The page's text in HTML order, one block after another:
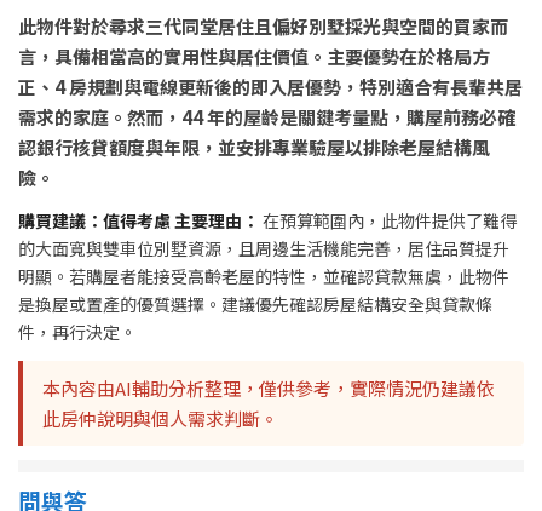
此物件對於尋求三代同堂居住且偏好別墅採光與空間的買家而
言，具備相當高的實用性與居住價值。主要優勢在於格局方
正、4 房規劃與電線更新後的即入居優勢，特別適合有長輩共居
需求的家庭。然而，44 年的屋齡是關鍵考量點，購屋前務必確
認銀行核貸額度與年限，並安排專業驗屋以排除老屋結構風
險。
購買建議：值得考慮 主要理由： 在預算範圍內，此物件提供了難得
的大面寬與雙車位別墅資源，且周邊生活機能完善，居住品質提升
明顯。若購屋者能接受高齡老屋的特性，並確認貸款無虞，此物件
是換屋或置產的優質選擇。建議優先確認房屋結構安全與貸款條
件，再行決定。
本內容由AI輔助分析整理，僅供參考，實際情況仍建議依
此房仲說明與個人需求判斷。
問與答